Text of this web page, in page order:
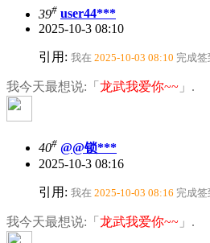
39# user44***
2025-10-3 08:10
引用: 我在 2025-10-03 08:10 完成
我今天最想说:「 龙武我爱你~~ 」.
40# @@锁***
2025-10-3 08:16
引用: 我在 2025-10-03 08:16 完成
我今天最想说:「 龙武我爱你~~ 」.